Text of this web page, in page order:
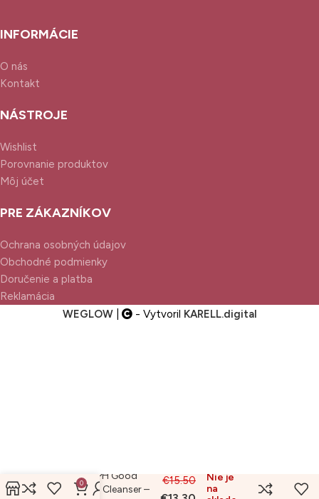
INFORMÁCIE
O nás
Kontakt
NÁSTROJE
Wishlist
Porovnanie produktov
Môj účet
PRE ZÁKAZNÍKOV
Ochrana osobných údajov
Obchodné podmienky
Doručenie a platba
Reklamácia
WEGLOW| - Vytvoril KARELL.digital
Cosrx Low PH Good
Morning Gel Cleanser –
€15.50
Nie je
na
0